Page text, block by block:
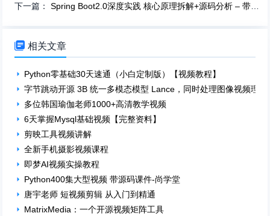
下一篇：Spring Boot2.0深度实践 核心原理拆解+源码分析 – 带源码课件
 相关文章
Python零基础30天速通（小白定制版）【视频教程】
字节跳动开源 3B 统一多模态模型 Lance，同时处理图像视频理解
多位韩国瑜伽老师1000+高清教学视频
6天掌握Mysql基础视频【完整资料】
剪映工具视频讲解
全新手机摄影视频课程
即梦AI视频实操教程
Python400集大型视频 带源码课件-尚学堂
唐宇老师 短视频剪辑 从入门到精通
MatrixMedia：一个开源视频矩阵工具